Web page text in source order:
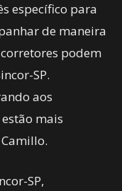
específico para
de maneira
podem
SP.
aos
mais
SP,